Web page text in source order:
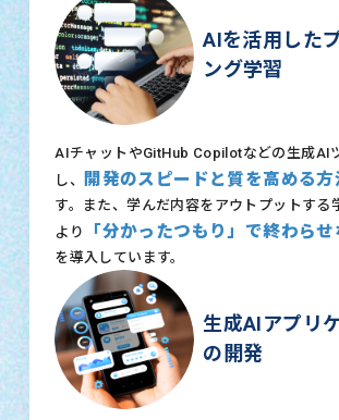
AIを活用した
ング学習
AIチャットやGitHub Copilotなどの生成AI
し、
開発のスピードと質を高める方
す。また、学んだ内容をアウトプットする
より
「分かったつもり」で終わら
を導入しています。
生成AIアプリ
の開発